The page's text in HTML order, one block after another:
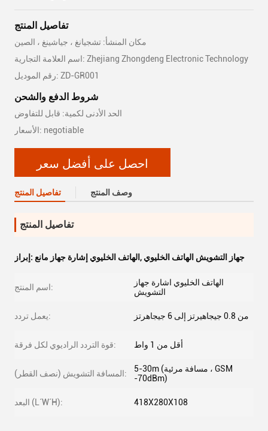
تفاصيل المنتج
مكان المنشأ: تشجيانغ ، جياشينغ ، الصين
اسم العلامة التجارية: Zhejiang Zhongdeng Electronic Technology
رقم الموديل: ZD-GR001
شروط الدفع والشحن
الحد الأدنى لكمية: قابل للتفاوض
الأسعار: negotiable
احصل على أفضل سعر
تفاصيل المنتج وصف المنتج
تفاصيل المنتج
إبراز: الهاتف الخليوي إشارة جهاز مانع , جهاز التشويش الهاتف الخليوي
اسم المنتج:
الهاتف الخليوي اشارة جهاز
التشويش
يعمل تردد: من 0.8 جيجاهيرتز إلى 6 جيجاهرتز
قوة التردد الراديوي لكل فرقة: أقل من 1 واط
المسافة التشويش (نصف القطر):
5-30m (مسافة مرئية ، GSM
-70dBm)
البعد (L´W´H): 418X280X108